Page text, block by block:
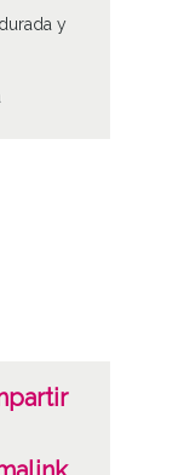
y